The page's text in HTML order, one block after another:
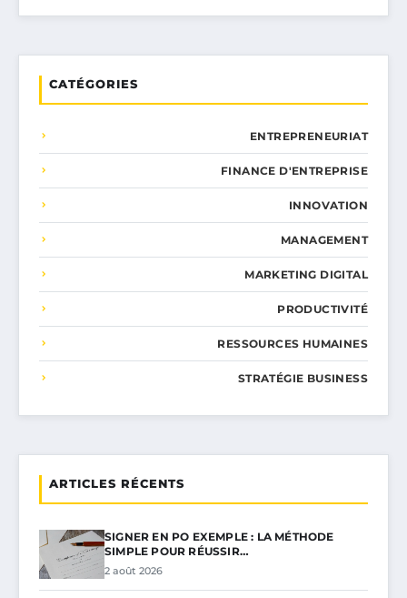
CATÉGORIES
ENTREPRENEURIAT
FINANCE D'ENTREPRISE
INNOVATION
MANAGEMENT
MARKETING DIGITAL
PRODUCTIVITÉ
RESSOURCES HUMAINES
STRATÉGIE BUSINESS
ARTICLES RÉCENTS
SIGNER EN PO EXEMPLE : LA MÉTHODE
SIMPLE POUR RÉUSSIR…
2 août 2026